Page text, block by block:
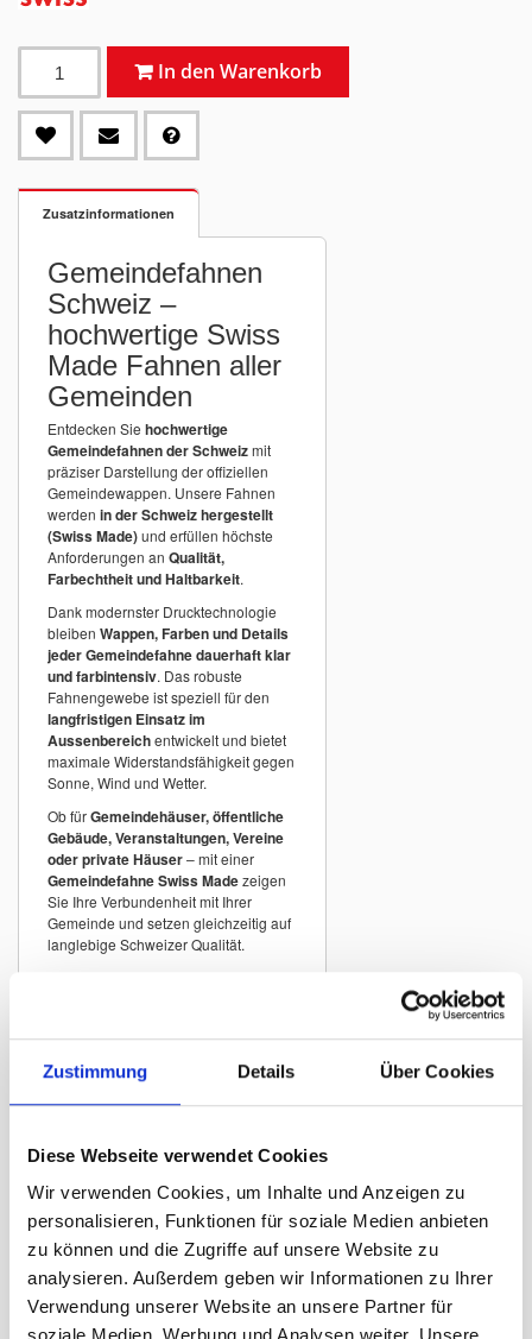
Zustimmung Details Über Cookies
Diese Webseite verwendet Cookies
Wir verwenden Cookies, um Inhalte und Anzeigen zu
personalisieren, Funktionen für soziale Medien anbieten
zu können und die Zugriffe auf unsere Website zu
analysieren. Außerdem geben wir Informationen zu Ihrer
Verwendung unserer Website an unsere Partner für
In den Warenkorb
Zusatzinformationen
Gemeindefahnen
Schweiz –
hochwertige Swiss
Made Fahnen aller
Gemeinden
Entdecken Sie hochwertige
Gemeindefahnen der Schweizmit
präziser Darstellung der offiziellen
Gemeindewappen. Unsere Fahnen
werden in der Schweiz hergestellt
(Swiss Made)und erfüllen höchste
Anforderungen an Qualität,
Farbechtheit und Haltbarkeit.
Dank modernster Drucktechnologie
bleiben Wappen, Farben und Details
jeder Gemeindefahne dauerhaft klar
und farbintensiv. Das robuste
Fahnengewebe ist speziell für den
langfristigen Einsatz im
Aussenbereichentwickelt und bietet
maximale Widerstandsfähigkeit gegen
Sonne, Wind und Wetter.
Ob fürGemeindehäuser, öffentliche
Gebäude, Veranstaltungen, Vereine
oder private Häuser– mit einer
Gemeindefahne Swiss Madezeigen
Sie Ihre Verbundenheit mit Ihrer
Gemeinde und setzen gleichzeitig auf
langlebige Schweizer Qualität.
Schweiz A–Z
In unserem Sortiment finden Sie
Gemeindefahnen vieler Schweizer
Wappen.
Gemeindefahne Zürich
Gemeindefahne Winterthur
Gemeindefahne St. Gallen
Gemeindefahne Luzern